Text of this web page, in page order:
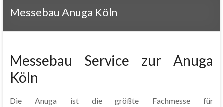
Messebau Anuga Köln
Messebau Service zur Anuga
Köln
Die Anuga ist die größte Fachmesse für